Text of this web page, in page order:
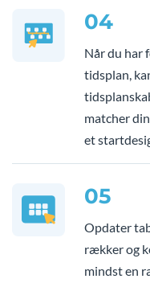
04
Når du har
tidsplan,
matcher
et
05
Opdater
rækker og
mindst en